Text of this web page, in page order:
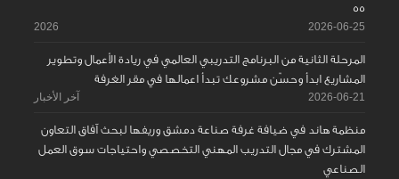
55
2026-06-25
2026
المرحلة الثانية من البرنامج التدريبي العالمي في ريادة الأعمال وتطوير
المشاريع ابدأ وحسّن مشروعك تبدأ اعمالها في مقر الغرفة
2026-06-21 آخر الأخبار
منظمة هاند في ضيافة غرفة صناعة دمشق وريفها لبحث آفاق التعاون
المشترك في مجال التدريب المهني التخصصي واحتياجات سوق العمل
الصناعي